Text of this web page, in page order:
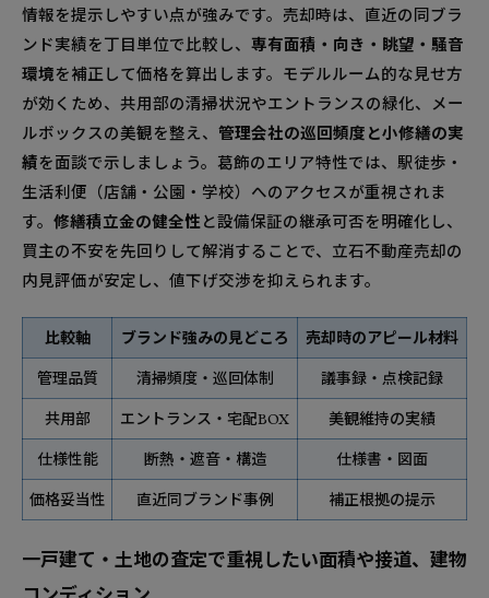
情報を提示しやすい点が強みです。売却時は、直近の同ブラ
ンド実績を丁目単位で比較し、 専有面積・向き・眺望・騒音
環境を補正して価格を算出します。モデルルーム的な見せ方
が効くため、共用部の清掃状況やエントランスの緑化、メー
ルボックスの美観を整え、 管理会社の巡回頻度と小修繕の実
績を面談で示しましょう。葛飾のエリア特性では、駅徒歩・
生活利便（店舗・公園・学校）へのアクセスが重視されま
す。 修繕積立金の健全性と設備保証の継承可否を明確化し、
買主の不安を先回りして解消することで、立石不動産売却の
内見評価が安定し、値下げ交渉を抑えられます。
比較軸 ブランド強みの見どころ 売却時のアピール材料
管理品質 清掃頻度・巡回体制 議事録・点検記録
共用部 エントランス・宅配BOX 美観維持の実績
仕様性能 断熱・遮音・構造 仕様書・図面
価格妥当性 直近同ブランド事例 補正根拠の提示
一戸建て・土地の査定で重視したい面積や接道、建物